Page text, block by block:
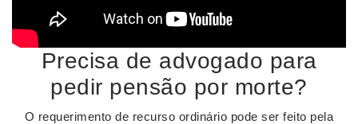
Precisa de advogado para
pedir pensão por morte?
O requerimento de recurso ordinário pode ser feito pela